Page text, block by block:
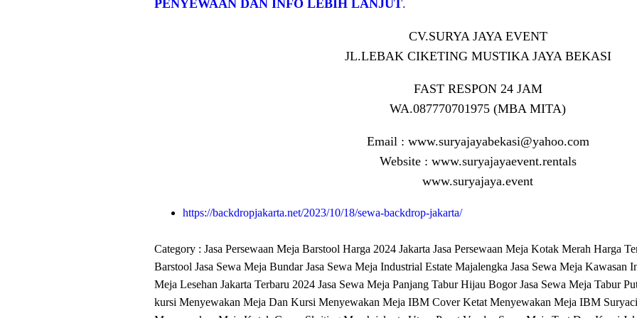
PENYEWAAN DAN INFO LEBIH LANJUT.
CV.SURYA JAYA EVENT
JL.LEBAK CIKETING MUSTIKA JAYA BEKASI
FAST RESPON 24 JAM
WA.087770701975 (MBA MITA)
Email : www.suryajayabekasi@yahoo.com
Website : www.suryajayaevent.rentals
www.suryajaya.event
https://backdropjakarta.net/2023/10/18/sewa-backdrop-jakarta/
Category : Jasa Persewaan Meja Barstool Harga 2024 JakartaJasa Persewaan Meja Kotak Merah Harga
BarstoolJasa Sewa Meja BundarJasa Sewa Meja Industrial Estate MajalengkaJasa Sewa Meja Kawasan
Meja Lesehan Jakarta Terbaru 2024Jasa Sewa Meja Panjang Tabur Hijau BogorJasa Sewa Meja Tabur
kursiMenyewakan Meja Dan KursiMenyewakan Meja IBM Cover KetatMenyewakan Meja IBM